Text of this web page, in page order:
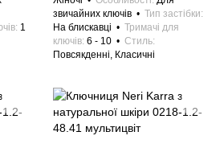
1
звичайних ключів
Тип застібки
На блискавці
Тримачі для
ключів 6 - 10
Стиль
Повсякденні, Класичні